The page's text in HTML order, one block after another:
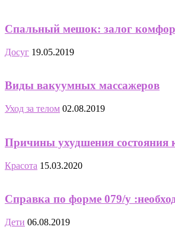
Спальный мешок: залог
Досуг 19.05.2019
Виды вакуумных массажеров
Уход за телом 02.08.2019
Причины ухудшения состояния
Красота 15.03.2020
Справка по форме 079/у
Дети 06.08.2019